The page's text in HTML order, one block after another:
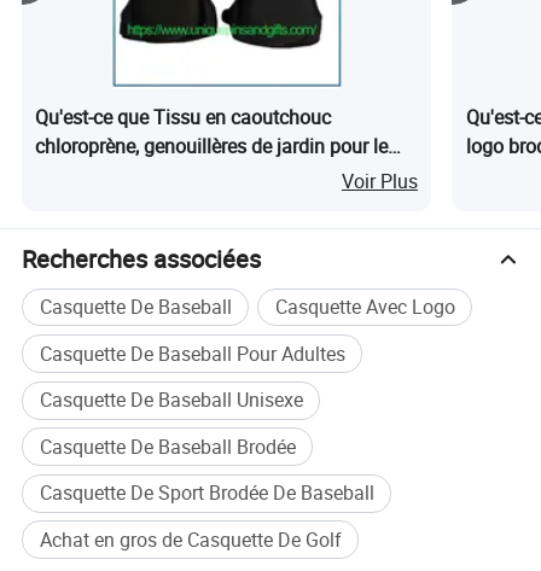
Qu'est-ce que Tissu en caoutchouc
chloroprène, genouillères de jardin pour le
désherbage en extérieur, genouillères de
de protection pour les genoux à la maison
Voir Plus
Qu'est-
logo
Recherches associées
Casquette De Baseball
Casquette Avec Logo
Casquette De Baseball Pour Adultes
Casquette De Baseball Unisexe
Casquette De Baseball Brodée
Casquette De Sport Brodée De Baseball
Achat en gros de Casquette De Golf